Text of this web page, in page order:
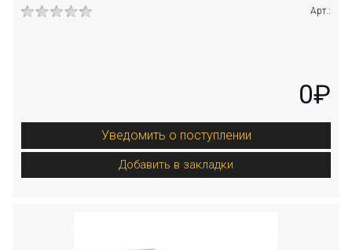
Арт.:
0₽
Уведомить о поступлении
Добавить в закладки